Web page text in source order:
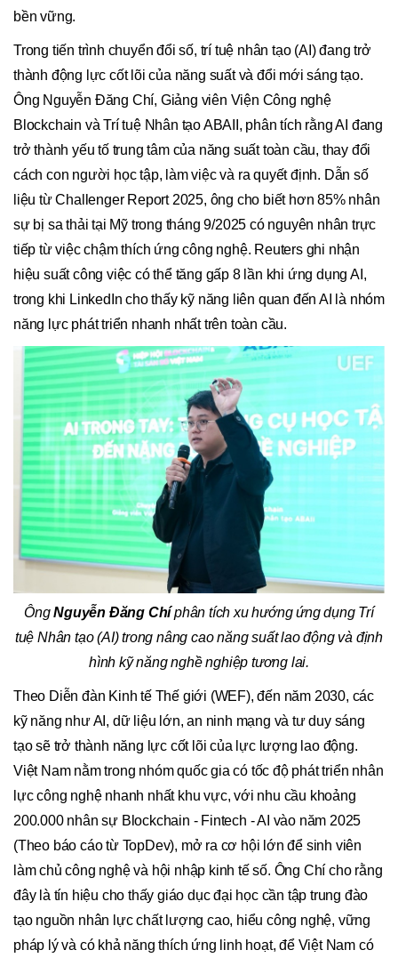
bền vững.
Trong tiến trình chuyển đổi số, trí tuệ nhân tạo (AI) đang trở
thành động lực cốt lõi của năng suất và đổi mới sáng tạo.
Ông Nguyễn Đăng Chí, Giảng viên Viện Công nghệ
Blockchain và Trí tuệ Nhân tạo ABAII, phân tích rằng AI đang
trở thành yếu tố trung tâm của năng suất toàn cầu, thay đổi
cách con người học tập, làm việc và ra quyết định. Dẫn số
liệu từ Challenger Report 2025, ông cho biết hơn 85% nhân
sự bị sa thải tại Mỹ trong tháng 9/2025 có nguyên nhân trực
tiếp từ việc chậm thích ứng công nghệ. Reuters ghi nhận
hiệu suất công việc có thể tăng gấp 8 lần khi ứng dụng AI,
trong khi LinkedIn cho thấy kỹ năng liên quan đến AI là nhóm
năng lực phát triển nhanh nhất trên toàn cầu.
ÔngNguyễn Đăng Chíphân tích xu hướng ứng dụng Trí
tuệ Nhân tạo (AI) trong nâng cao năng suất lao động và định
hình kỹ năng nghề nghiệp tương lai.
Theo Diễn đàn Kinh tế Thế giới (WEF), đến năm 2030, các
kỹ năng như AI, dữ liệu lớn, an ninh mạng và tư duy sáng
tạo sẽ trở thành năng lực cốt lõi của lực lượng lao động.
Việt Nam nằm trong nhóm quốc gia có tốc độ phát triển nhân
lực công nghệ nhanh nhất khu vực, với nhu cầu khoảng
200.000 nhân sự Blockchain - Fintech - AI vào năm 2025
(Theo báo cáo từ TopDev), mở ra cơ hội lớn để sinh viên
làm chủ công nghệ và hội nhập kinh tế số. Ông Chí cho rằng
đây là tín hiệu cho thấy giáo dục đại học cần tập trung đào
tạo nguồn nhân lực chất lượng cao, hiểu công nghệ, vững
pháp lý và có khả năng thích ứng linh hoạt, để Việt Nam có